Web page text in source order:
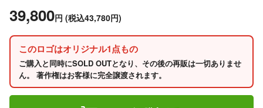
39,800円 (税込43,780円)
このロゴはオリジナル1点もの
ご購入と同時にSOLD OUTとなり、その後の再販は一切ありませ
ん。 著作権はお客様に完全譲渡されます。